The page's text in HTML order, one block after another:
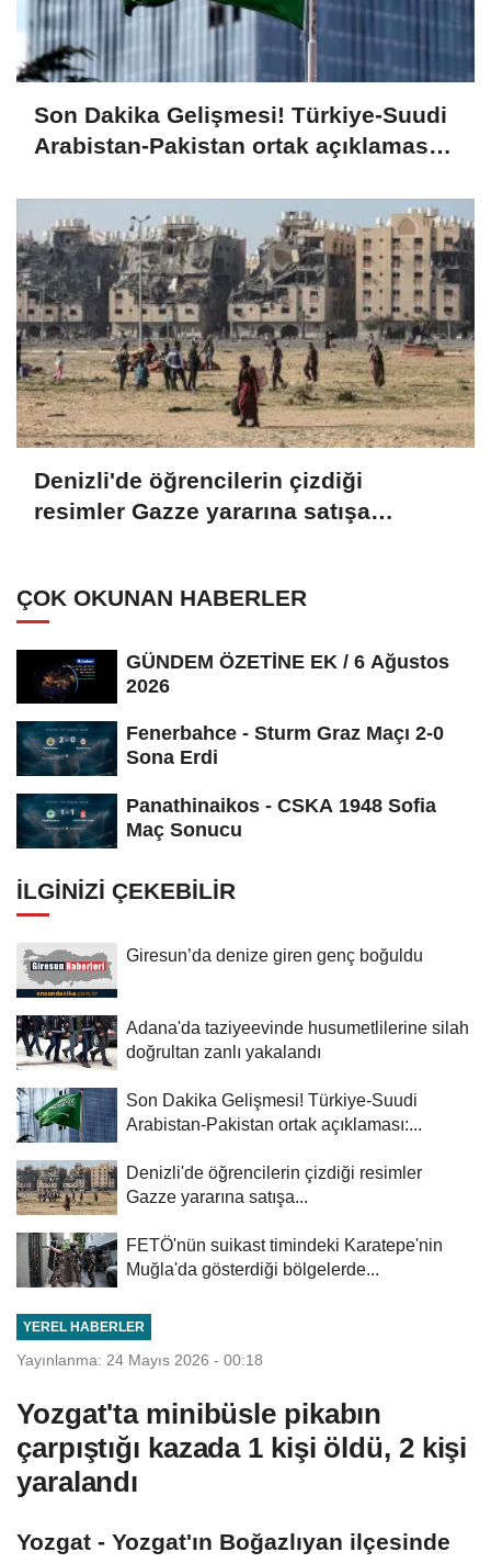
Son Dakika Gelişmesi! Türkiye-Suudi
Arabistan-Pakistan ortak açıklaması:
savunma işbirliğinin tüm boyutlarıyla
geliştirilmesini öngörmektedir
Denizli'de öğrencilerin çizdiği
resimler Gazze yararına satışa
ÇOK OKUNAN HABERLER
GÜNDEM ÖZETİNE EK / 6 Ağustos
2026
Fenerbahce - Sturm Graz Maçı 2-0
Sona Erdi
Panathinaikos - CSKA 1948 Sofia
Maç Sonucu
İLGINIZI ÇEKEBILIR
Giresun’da denize giren genç boğuldu
Adana'da taziyeevinde husumetlilerine silah
doğrultan zanlı yakalandı
Son Dakika Gelişmesi! Türkiye-Suudi
Arabistan-Pakistan ortak açıklaması:...
Denizli'de öğrencilerin çizdiği resimler
Gazze yararına satışa...
FETÖ'nün suikast timindeki Karatepe'nin
Muğla'da gösterdiği bölgelerde...
YEREL HABERLER
Yayınlanma: 24 Mayıs 2026 - 00:18
Yozgat'ta minibüsle pikabın
çarpıştığı kazada 1 kişi öldü, 2 kişi
yaralandı
Yozgat - Yozgat'ın Boğazlıyan ilçesinde